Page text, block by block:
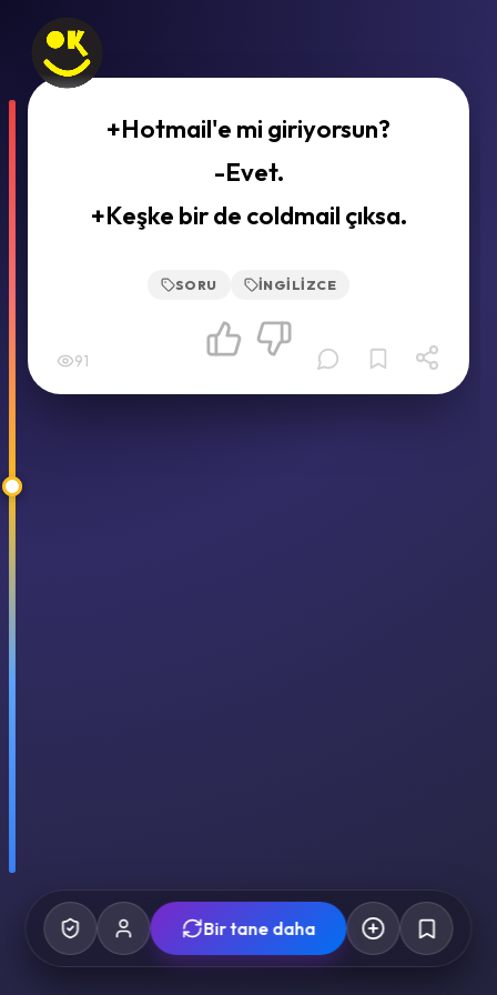
+Hotmail'e mi giriyorsun?
-Evet.
+Keşke bir de coldmail çıksa.
SORU İNGILIZCE
91
Bir tane daha